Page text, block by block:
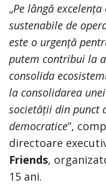
„Pe lângă
sustenabile de
este o urgență
putem contribui la
consolida
la consolidarea
societății din punct
democratice”,
directoare
Friends,
15 ani.